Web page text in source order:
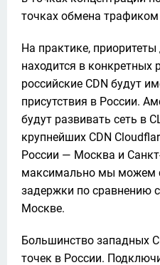
точках обмена трафиком
На практике,
находится в конкретных
российские CDN будут
присутствия в России.
будут развивать сеть в
крупнейших CDN
России — Москва и
максимально мы можем
задержки по сравнению
Москве.
Большинство западных
точек в России.